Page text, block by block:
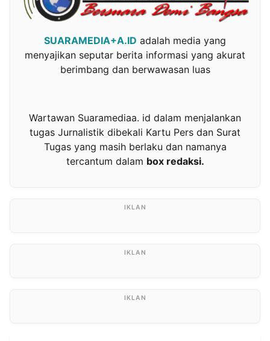
SUARAMEDIA+A.ID adalah media yang
menyajikan seputar berita informasi yang akurat
berimbang dan berwawasan luas
Wartawan Suaramediaa. id dalam menjalankan
tugas Jurnalistik dibekali Kartu Pers dan Surat
Tugas yang masih berlaku dan namanya
tercantum dalam box redaksi.